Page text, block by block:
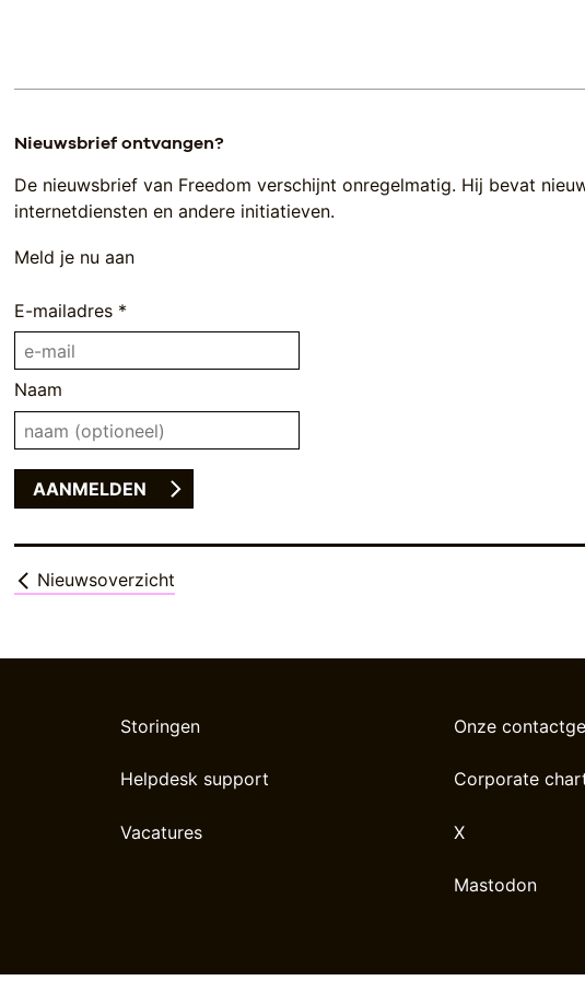
Nieuwsbrief ontvangen?
De nieuwsbrief van Freedom verschijnt onregelmatig. Hij bevat
internetdiensten en andere initiatieven.
Meld je nu aan
E-mailadres *
Naam
Nieuwsoverzicht
Storingen
Helpdesk support
Vacatures
Onze
Corporate
X
Mastodon